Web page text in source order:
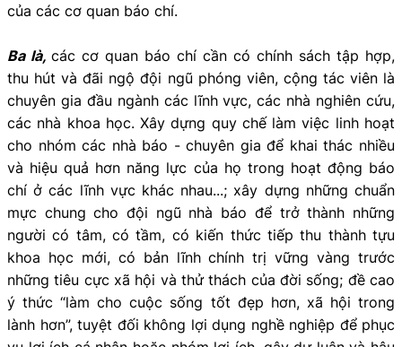
của các cơ quan báo chí.
Ba là, các cơ quan báo chí cần có chính sách tập hợp,
thu hút và đãi ngộ đội ngũ phóng viên, cộng tác viên là
chuyên gia đầu ngành các lĩnh vực, các nhà nghiên cứu,
các nhà khoa học. Xây dựng quy chế làm việc linh hoạt
cho nhóm các nhà báo - chuyên gia để khai thác nhiều
và hiệu quả hơn năng lực của họ trong hoạt động báo
chí ở các lĩnh vực khác nhau...; xây dựng những chuẩn
mực chung cho đội ngũ nhà báo để trở thành những
người có tâm, có tầm, có kiến thức tiếp thu thành tựu
khoa học mới, có bản lĩnh chính trị vững vàng trước
những tiêu cực xã hội và thử thách của đời sống; đề cao
ý thức “làm cho cuộc sống tốt đẹp hơn, xã hội trong
lành hơn”, tuyệt đối không lợi dụng nghề nghiệp để phục